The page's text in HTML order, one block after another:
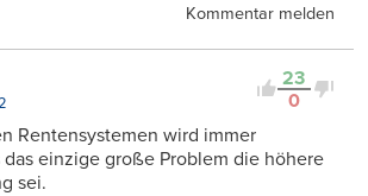
Kommentar melden
23
0
Rentensystemen wird immer
das einzige große Problem die höhere
sei.